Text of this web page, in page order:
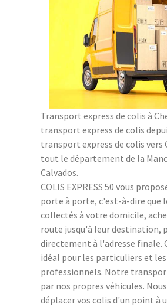
Transport express de colis à
transport express de colis
transport express de colis vers
tout le département de la
Calvados.
COLIS EXPRESS 50 vous
porte à porte, c'est-à-dire que
collectés à votre domicile,
route jusqu'à leur destination,
directement à l'adresse finale.
idéal pour les particuliers et les
professionnels. Notre
par nos propres véhicules.
déplacer vos colis d'un point à